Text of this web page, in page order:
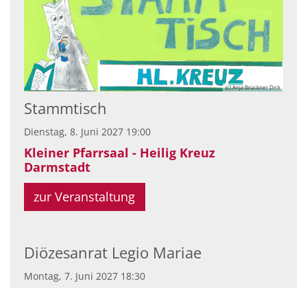
(c) Anja Brückner Dick
Stammtisch
Dienstag, 8. Juni 2027 19:00
Kleiner Pfarrsaal - Heilig Kreuz
Darmstadt
zur Veranstaltung
Diözesanrat Legio Mariae
Montag, 7. Juni 2027 18:30